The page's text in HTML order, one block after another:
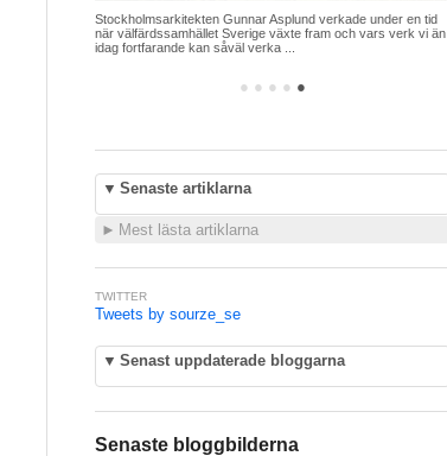
● ● ● ● ●
Stockholmsarkitekten Gunnar Asplund verkade under en tid
när välfärdssamhället Sverige växte fram och vars verk vi än
idag fortfarande kan såväl verka ...
▼ Senaste artiklarna
► Mest lästa artiklarna
TWITTER
Tweets by sourze_se
▼ Senast uppdaterade bloggarna
Senaste bloggbilderna